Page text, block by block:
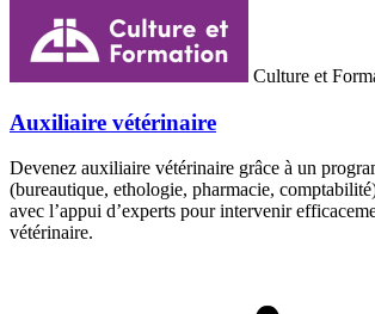
Culture et
Auxiliaire vétérinaire
Devenez auxiliaire vétérinaire grâce à un
(bureautique, ethologie, pharmacie,
avec l’appui d’experts pour intervenir
vétérinaire.